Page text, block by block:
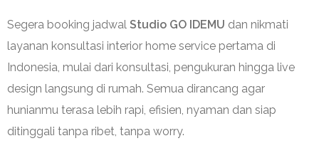
Segera booking jadwal Studio GO IDEMU dan nikmati
layanan konsultasi interior home service pertama di
Indonesia, mulai dari konsultasi, pengukuran hingga live
design langsung di rumah. Semua dirancang agar
hunianmu terasa lebih rapi, efisien, nyaman dan siap
ditinggali tanpa ribet, tanpa worry.